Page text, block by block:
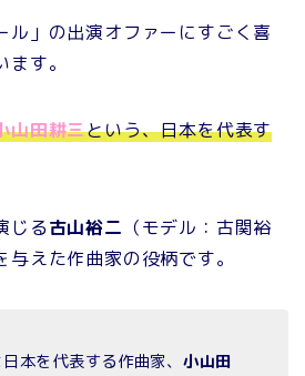
ル」の出演オファーにすごく喜
す。
山田耕三という、日本を代表す
じる古山裕二 （モデル：古関裕
えた作曲家の役柄です。
本を代表する作曲家、 小山田